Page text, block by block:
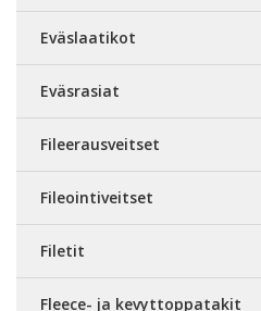
Eväslaatikot
Eväsrasiat
Fileerausveitset
Fileointiveitset
Filetit
Fleece- ja kevyttoppatakit